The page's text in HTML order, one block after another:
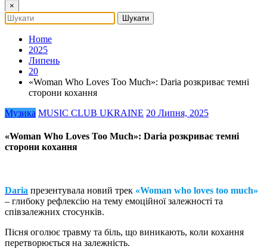
×
Home
2025
Липень
20
«Woman Who Loves Too Much»: Daria розкриває темні
сторони кохання
Музика MUSIC CLUB UKRAINE 20 Липня, 2025
«Woman Who Loves Too Much»: Daria розкриває темні
сторони кохання
Daria презентувала новий трек «Woman who loves too much»
– глибоку рефлексію на тему емоційної залежності та
співзалежних стосунків.
Пісня оголює травму та біль, що виникають, коли кохання
перетворюється на залежність.